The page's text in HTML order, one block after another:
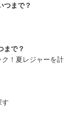
つまで？
まで？
！夏レジャーを計
す